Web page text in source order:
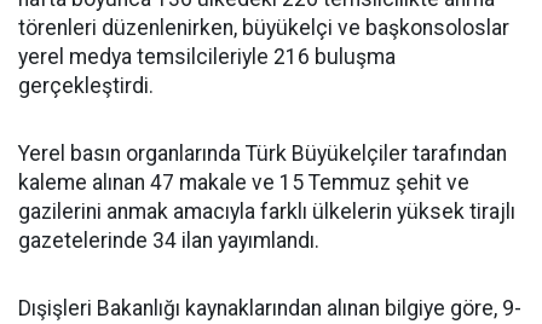
törenleri düzenlenirken, büyükelçi ve başkonsoloslar
yerel medya temsilcileriyle 216 buluşma
gerçekleştirdi.
Yerel basın organlarında Türk Büyükelçiler tarafından
kaleme alınan 47 makale ve 15 Temmuz şehit ve
gazilerini anmak amacıyla farklı ülkelerin yüksek tirajlı
gazetelerinde 34 ilan yayımlandı.
Dışişleri Bakanlığı kaynaklarından alınan bilgiye göre, 9-